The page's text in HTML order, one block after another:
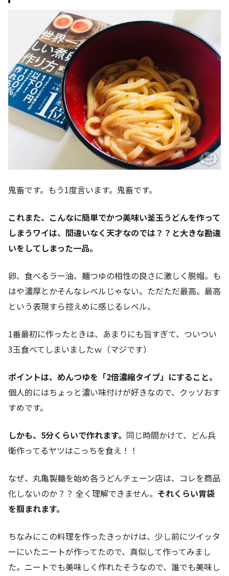
鬼畜です。もう1度言います。鬼畜です。
これまた、こんなに簡単でかつ美味い釜玉うどんを作って
しまうワイは、間違いなく天才なのでは？？と大きな勘違
いをしてしまった一品。
卵、食べるラー油、麺つゆの相性の良さに激しく脱帽。も
はや濃厚とかそんなレベルじゃない。ただただ最高。最高
という表現すら控えめに感じるレベル。
1番最初に作ったときは、あまりにも旨すぎて、ついつい
3玉食べてしまいましたｗ（マジです）
ポイントは、めんつゆを「2倍濃縮タイプ」にすること。
個人的にはちょっと濃い味付けが好きなので、クッソおす
すめです。
しかも、5分くらいで作れます。 同じ時間かけて、どん兵
衛作ってるヤツはこっちを食え！！
なぜ、丸亀製麺を始め各うどんチェーン店は、コレを商品
化しないのか？？ 全く理解できません。 それくらい胃袋
を掴まれます。
ちなみにこの料理を作ったきっかけは、少し前にツイッタ
ーにいたニートが作ってたので、真似して作ってみまし
た。ニートでも美味しく作れたそうなので、誰でも美味し